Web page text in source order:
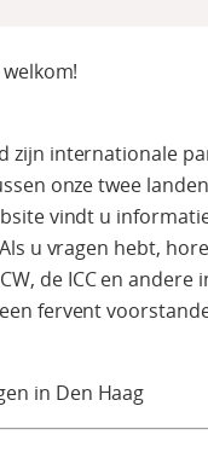
zijn internationale
onze twee
vindt u
u vragen hebt,
de ICC en
fervent
in Den Haag